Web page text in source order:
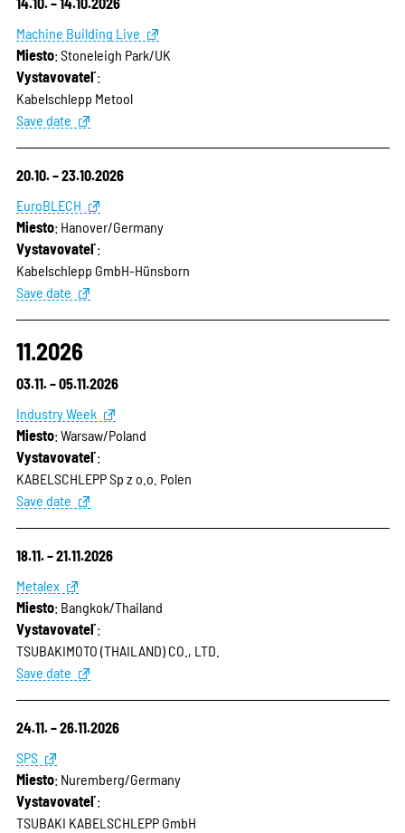
Machine Building Live
Miesto: Stoneleigh Park/UK
Vystavovateľ:
Kabelschlepp Metool
Save date
20.10. – 23.10.2026
EuroBLECH
Miesto: Hanover/Germany
Vystavovateľ:
Kabelschlepp GmbH-Hünsborn
Save date
11.2026
03.11. – 05.11.2026
Industry Week
Miesto: Warsaw/Poland
Vystavovateľ:
KABELSCHLEPP Sp z o.o. Polen
Save date
18.11. – 21.11.2026
Metalex
Miesto: Bangkok/Thailand
Vystavovateľ:
TSUBAKIMOTO (THAILAND) CO., LTD.
Save date
24.11. – 26.11.2026
SPS
Miesto: Nuremberg/Germany
Vystavovateľ:
TSUBAKI KABELSCHLEPP GmbH